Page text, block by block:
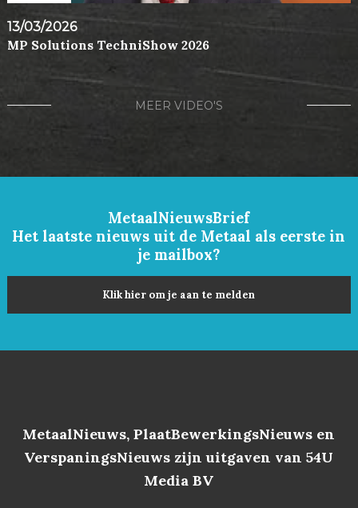
13/03/2026
MP Solutions TechniShow 2026
MEER VIDEO'S
MetaalNieuwsBrief
Het laatste nieuws uit de Metaal als eerste in
je mailbox?
Klik hier om je aan te melden
MetaalNieuws, PlaatBewerkingsNieuws en
VerspaningsNieuws zijn uitgaven van 54U
Media BV